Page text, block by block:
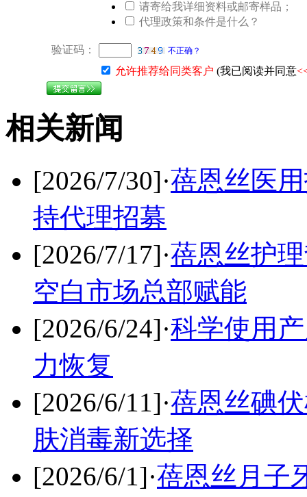
请寄给我详细资料或邮寄样品；
代理政策和条件是什么？
验证码： 不正确？
允许推荐给同类客户 (我已阅读并同意
相关新闻
[2026/7/30]·蓓恩丝医
持代理招募
[2026/7/17]·蓓恩丝护
空白市场总部赋能
[2026/6/24]·科学使用
力恢复
[2026/6/11]·蓓恩丝碘
肤消毒新选择
[2026/6/1]·蓓恩丝月子